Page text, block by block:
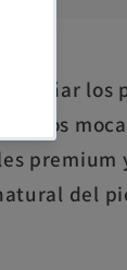
los
Los
premium
del